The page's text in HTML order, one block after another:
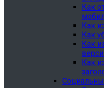
Как
Как
Как
Как
Как